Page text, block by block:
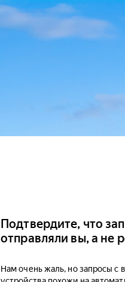
Подтвердите, что
отправляли вы, а не
Нам очень жаль, но запросы с